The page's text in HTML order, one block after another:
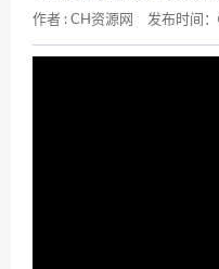
作者 : CH资源网 发布时间：